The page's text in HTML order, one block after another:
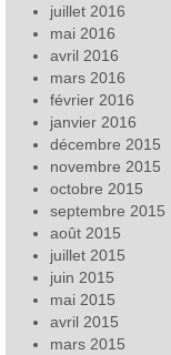
juillet 2016
mai 2016
avril 2016
mars 2016
février 2016
janvier 2016
décembre 2015
novembre 2015
octobre 2015
septembre 2015
août 2015
juillet 2015
juin 2015
mai 2015
avril 2015
mars 2015